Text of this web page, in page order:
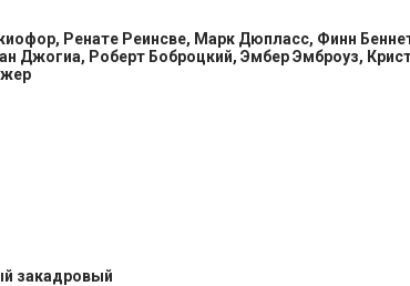
опасные сущности. И нежданные гости
мужчина и его психотерапевт невредимыми
Ренате Реинсве, Марк Дюпласс, Финн
Джогиа, Роберт Боброцкий, Эмбер Эмброуз,
закадровый